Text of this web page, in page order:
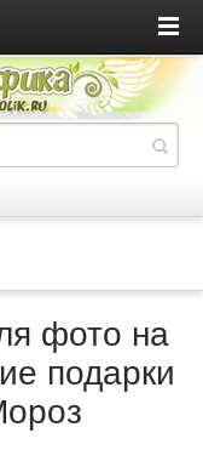
фото на
подарки